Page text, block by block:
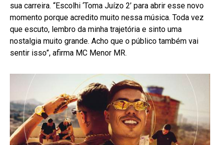
sua carreira. “Escolhi ‘Toma Juízo 2’ para abrir esse novo
momento porque acredito muito nessa música. Toda vez
que escuto, lembro da minha trajetória e sinto uma
nostalgia muito grande. Acho que o público também vai
sentir isso”, afirma MC Menor MR.